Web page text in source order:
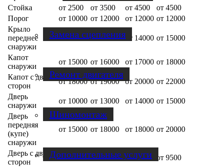
Замена сцепления
Ремонт двигателя
Шиномонтаж
Дополнительные услуги
Стойка
от 2500 от 3500 от 4500
от 4500
Порог
от 10000 от 12000 от 12000 от 12000
Крыло
переднее
снаружи
от 10000 от 13000 от 14000 от 15000
Капот
снаружи
от 15000 от 16000 от 17000 от 18000
Капот с двух
сторон
от 18000 от 19000 от 20000 от 22000
Дверь
снаружи
от 10000 от 13000 от 14000 от 15000
Дверь
передняя
(купе)
снаружи
от 15000 от 18000 от 18000 от 20000
Дверь с двух
сторон
от 16000 от 8500 от 9500
от 9500